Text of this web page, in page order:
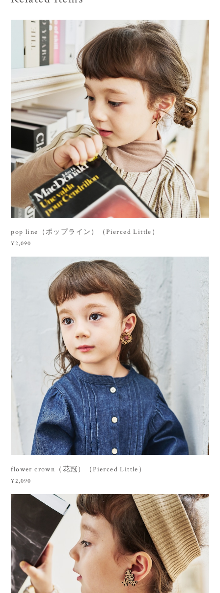
pop line（ポップライン）（Pierced Little）
¥2,090
flower crown（花冠）（Pierced Little）
¥2,090